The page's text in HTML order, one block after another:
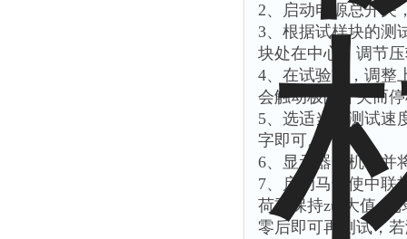
2、启动电源总开关
3、根据试样块的测
块处在中心，调节
4、在试验前，调整
会触动极限开关而
5、选适当的测试速
字即可。
6、显示器开机，并
7、启动马达使中联
荷重保持zui大值,
零后即可再测试，